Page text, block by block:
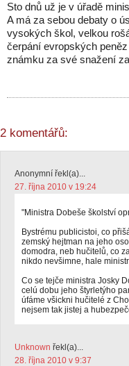
Sto dnů už je v úřadě
A má za sebou debaty o
vysokých škol, velkou
čerpání evropských
známku za své snažení
2 komentářů:
Anonymní řekl(a)...
27. října 2010 v 19:24
"Ministra Dobeše školství
Bystrému publicistoi, co
zemský hejtman na jeho
domodra, neb hučitelů, co
nikdo nevšimne, hale
Co se tejče ministra Josky
celú dobu jeho štyrletýho
úfáme všickni hučitelé z
nejsem tak jistej a
Unknown řekl(a)...
28. října 2010 v 9:37